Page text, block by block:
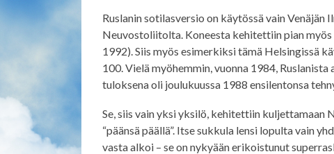
Ruslanin sotilasversio on käytössä vain
Neuvostoliitolta. Koneesta kehitettiin pian
1992). Siis myös esimerkiksi tämä Helsingissä
100. Vielä myöhemmin, vuonna 1984,
tuloksena oli joulukuussa 1988 ensilentonsa
Se, siis vain yksi yksilö, kehitettiin kuljettamaan
“päänsä päällä”. Itse sukkula lensi lopulta vain
vasta alkoi – se on nykyään erikoistunut